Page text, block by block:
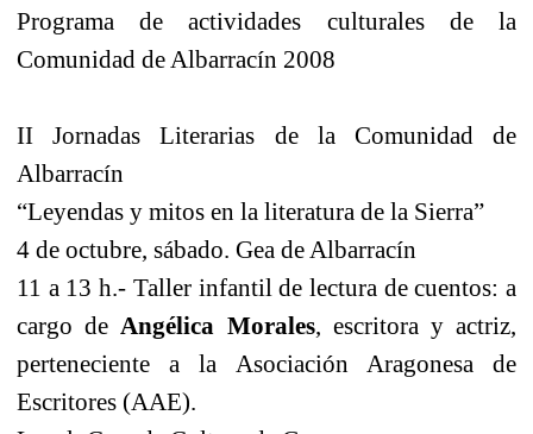
Programa de actividades culturales de la
Comunidad de Albarracín 2008
II Jornadas Literarias de la Comunidad de
Albarracín
“Leyendas y mitos en la literatura de la Sierra”
4 de octubre, sábado. Gea de Albarracín
11 a 13 h.- Taller infantil de lectura de cuentos: a
cargo de Angélica Morales, escritora y actriz,
perteneciente a la Asociación Aragonesa de
Escritores (AAE).